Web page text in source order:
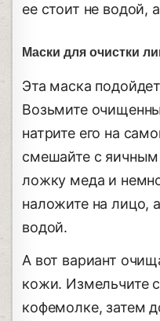
ее стоит не водой,
Маски для очистки
Эта маска
Возьмите
натрите его на
смешайте с
ложку меда и
наложите на лицо,
водой.
А вот вариант
кожи. Измельчите
кофемолке, затем